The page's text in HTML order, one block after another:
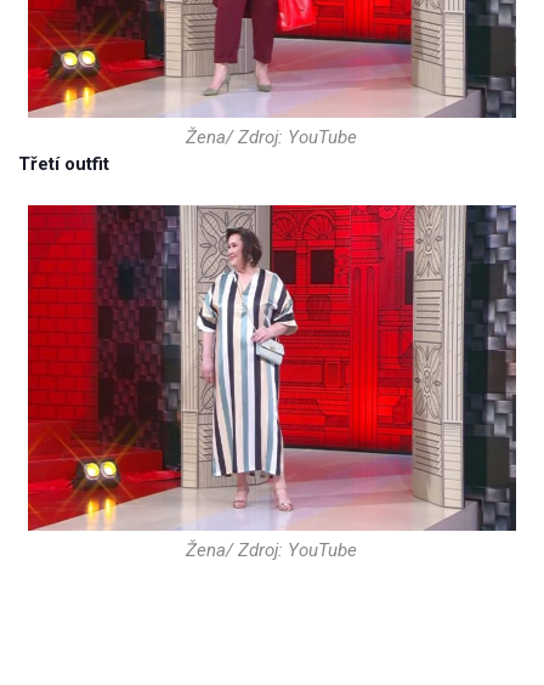
Žena/ Zdroj: YouTube
Třetí outfit
Žena/ Zdroj: YouTube